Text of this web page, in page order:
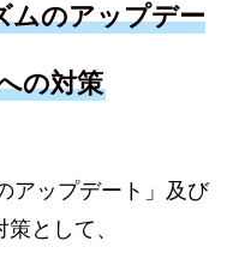
ムのアップデー
の対策
アップデート」及び
として、